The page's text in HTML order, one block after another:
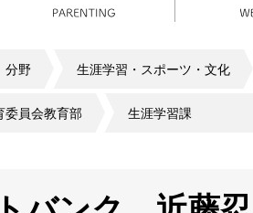
分野 生涯学習・スポーツ・文化
委員会教育部 生涯学習課